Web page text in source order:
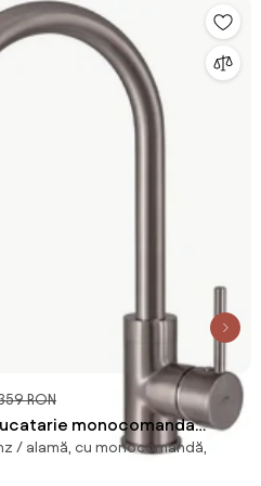
RON
monocomanda
finisaj inox periat
/ alamă, cu monocomandă,